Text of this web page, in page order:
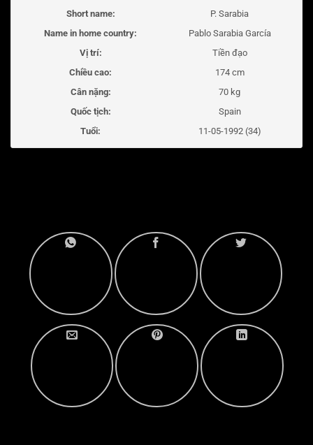
Short name:
P. Sarabia
Name in home country:
Pablo Sarabia García
Vị trí:
Tiền đạo
Chiều cao:
174 cm
Cân nặng:
70 kg
Quốc tịch:
Spain
Tuổi:
11-05-1992 (34)